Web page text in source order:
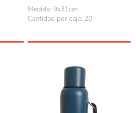
Medida: 9x31cm
Cantidad por caja: 20